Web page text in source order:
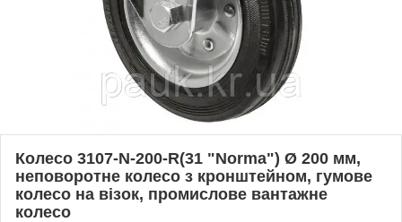
Колесо 3107-N-200-R(31 "Norma") Ø 200 мм,
неповоротне колесо з кронштейном, гумове
колесо на візок, промислове вантажне
колесо